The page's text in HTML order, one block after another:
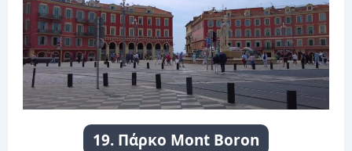
19. Πάρκο Mont Boron